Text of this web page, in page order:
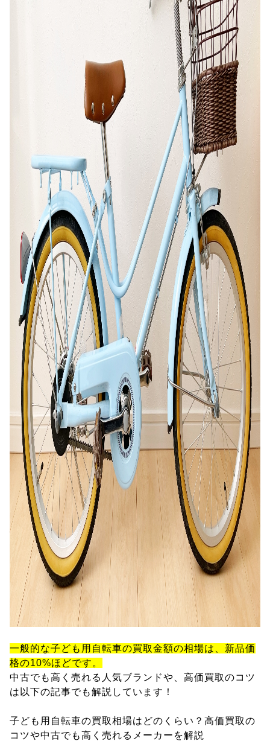
一般的な子ども用自転車の買取金額の相場は、新品価
格の10%ほどです。
中古でも高く売れる人気ブランドや、高価買取のコツ
は以下の記事でも解説しています！
子ども用自転車の買取相場はどのくらい？高価買取の
コツや中古でも高く売れるメーカーを解説